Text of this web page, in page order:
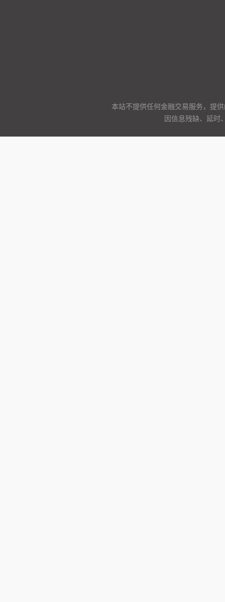
本站不提供任何金融交易服务，提
因信息残缺、延时